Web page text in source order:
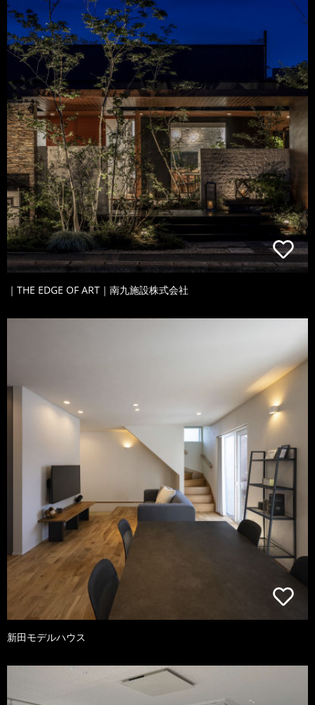
｜THE EDGE OF ART｜南九施設株式会社
新田モデルハウス